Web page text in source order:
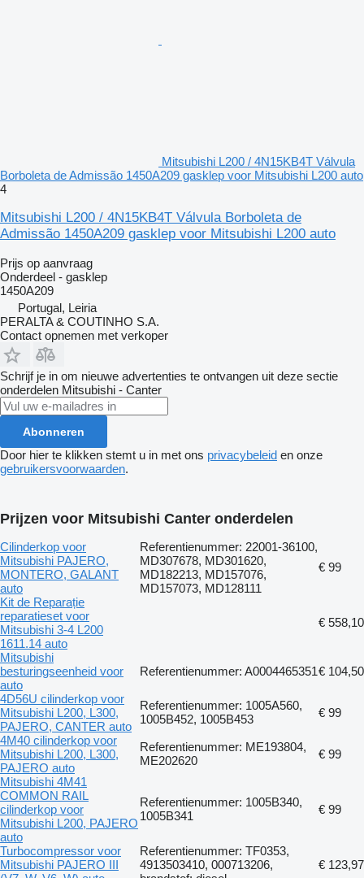
Mitsubishi L200 / 4N15KB4T Válvula
Borboleta de Admissão 1450A209 gasklep voor Mitsubishi L200 auto
4
Mitsubishi L200 / 4N15KB4T Válvula Borboleta de
Admissão 1450A209 gasklep voor Mitsubishi L200 auto
Prijs op aanvraag
Onderdeel - gasklep
1450A209
Portugal, Leiria
PERALTA & COUTINHO S.A.
Contact opnemen met verkoper
Schrijf je in om nieuwe advertenties te ontvangen uit deze sectie
onderdelen Mitsubishi - Canter
Abonneren
Door hier te klikken stemt u in met ons privacybeleid en onze
gebruikersvoorwaarden.
Prijzen voor Mitsubishi Canter onderdelen
Cilinderkop voor
Mitsubishi PAJERO,
MONTERO, GALANT
auto
Referentienummer: 22001-36100,
MD307678, MD301620,
MD182213, MD157076,
MD157073, MD128111
€ 99
Kit de Reparație
reparatieset voor
Mitsubishi 3-4 L200
1611.14 auto
€ 558,10
Mitsubishi
besturingseenheid voor
auto
Referentienummer: A0004465351€ 104,50
4D56U cilinderkop voor
Mitsubishi L200, L300,
PAJERO, CANTER auto
Referentienummer: 1005A560,
1005B452, 1005B453
€ 99
4M40 cilinderkop voor
Mitsubishi L200, L300,
PAJERO auto
Referentienummer: ME193804,
ME202620
€ 99
Mitsubishi 4M41
COMMON RAIL
cilinderkop voor
Mitsubishi L200, PAJERO
auto
Referentienummer: 1005B340,
1005B341
€ 99
Turbocompressor voor
Mitsubishi PAJERO III
Referentienummer: TF0353,
4913503410, 000713206,
€ 123,97